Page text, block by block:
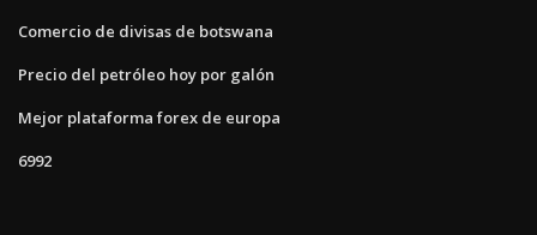
Comercio de divisas de botswana
Precio del petróleo hoy por galón
Mejor plataforma forex de europa
6992